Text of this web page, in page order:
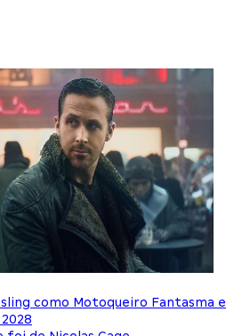
como Motoqueiro Fantasma e